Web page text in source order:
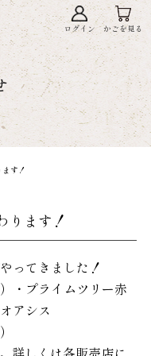
ログイン かごを見る
す！
ります！
ってきました！
・プライムツリー赤
アシス